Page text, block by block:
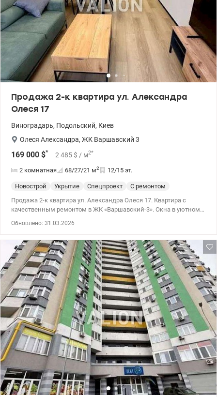
Продажа 2-к квартира ул. Александра
Олеся 17
Виноградарь, Подольский, Киев
Олеся Александра, ЖК Варшавский 3
169 000 $* 2 485 $ / м2*
2 комнатная 68/27/21 м2 12/15 эт.
Новострой Укрытие Спецпроект
С ремонтом
Продажа 2-к квартира ул. Александра Олеся 17. Квартира с
качественным ремонтом в ЖК «Варшавский-3». Окна в уютном
Обновлено: 31.03.2026